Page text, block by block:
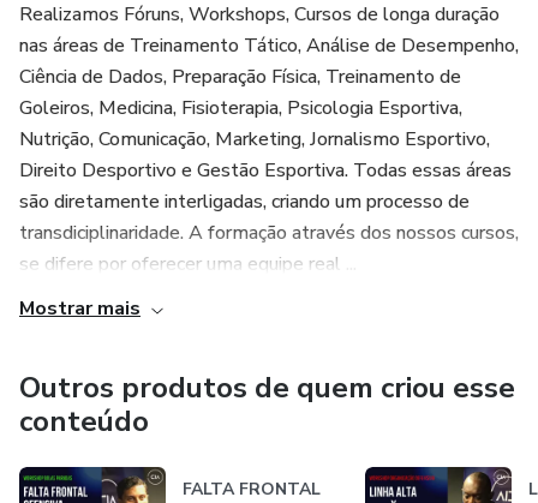
Realizamos Fóruns, Workshops, Cursos de longa duração
nas áreas de Treinamento Tático, Análise de Desempenho,
Ciência de Dados, Preparação Física, Treinamento de
Goleiros, Medicina, Fisioterapia, Psicologia Esportiva,
Nutrição, Comunicação, Marketing, Jornalismo Esportivo,
Direito Desportivo e Gestão Esportiva. Todas essas áreas
são diretamente interligadas, criando um processo de
transdiciplinaridade. A formação através dos nossos cursos,
se difere por oferecer uma equipe real ...
Mostrar mais
Outros produtos de quem criou esse
conteúdo
FALTA FRONTAL